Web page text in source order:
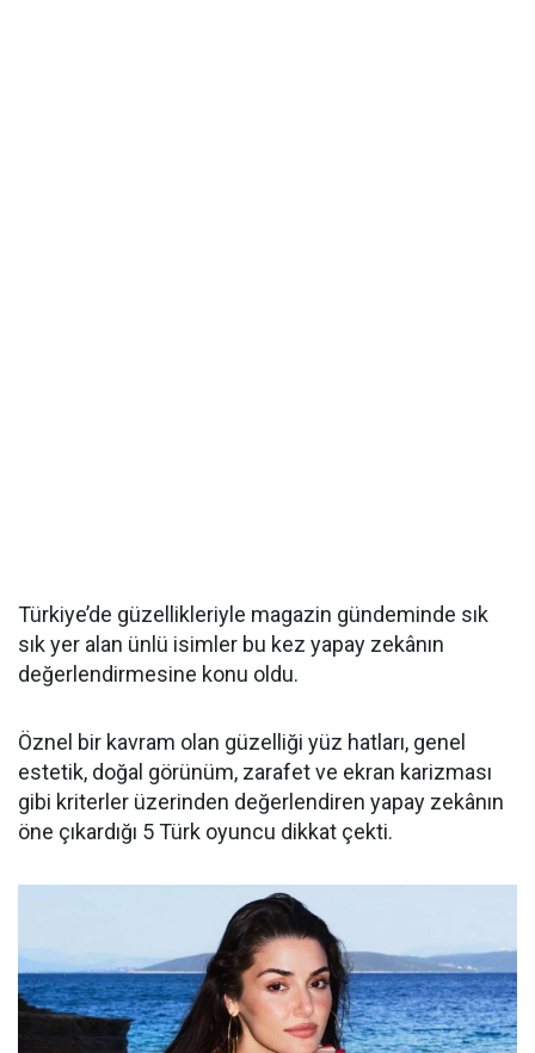
Türkiye’de güzellikleriyle magazin gündeminde sık
sık yer alan ünlü isimler bu kez yapay zekânın
değerlendirmesine konu oldu.
Öznel bir kavram olan güzelliği yüz hatları, genel
estetik, doğal görünüm, zarafet ve ekran karizması
gibi kriterler üzerinden değerlendiren yapay zekânın
öne çıkardığı 5 Türk oyuncu dikkat çekti.